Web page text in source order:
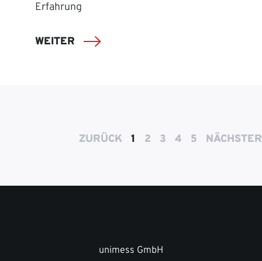
Erfahrung
WEITER
ZURÜCK 1 2 3 4 5 NÄCHSTER
unimess GmbH